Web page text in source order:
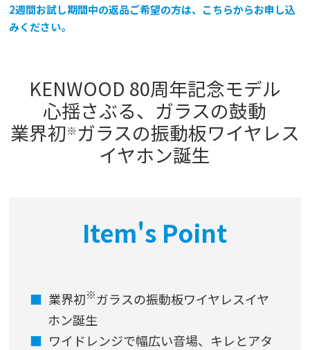
2週間お試し期間中の返品ご希望の方は、こちらからお申し込
みください。
KENWOOD 80周年記念モデル
心揺さぶる、ガラスの鼓動
業界初※ ガラスの振動板ワイヤレス
イヤホン誕生
Item's Point
業界初※ガラスの振動板ワイヤレスイヤ
ホン誕生
ワイドレンジで幅広い音場、キレとアタ